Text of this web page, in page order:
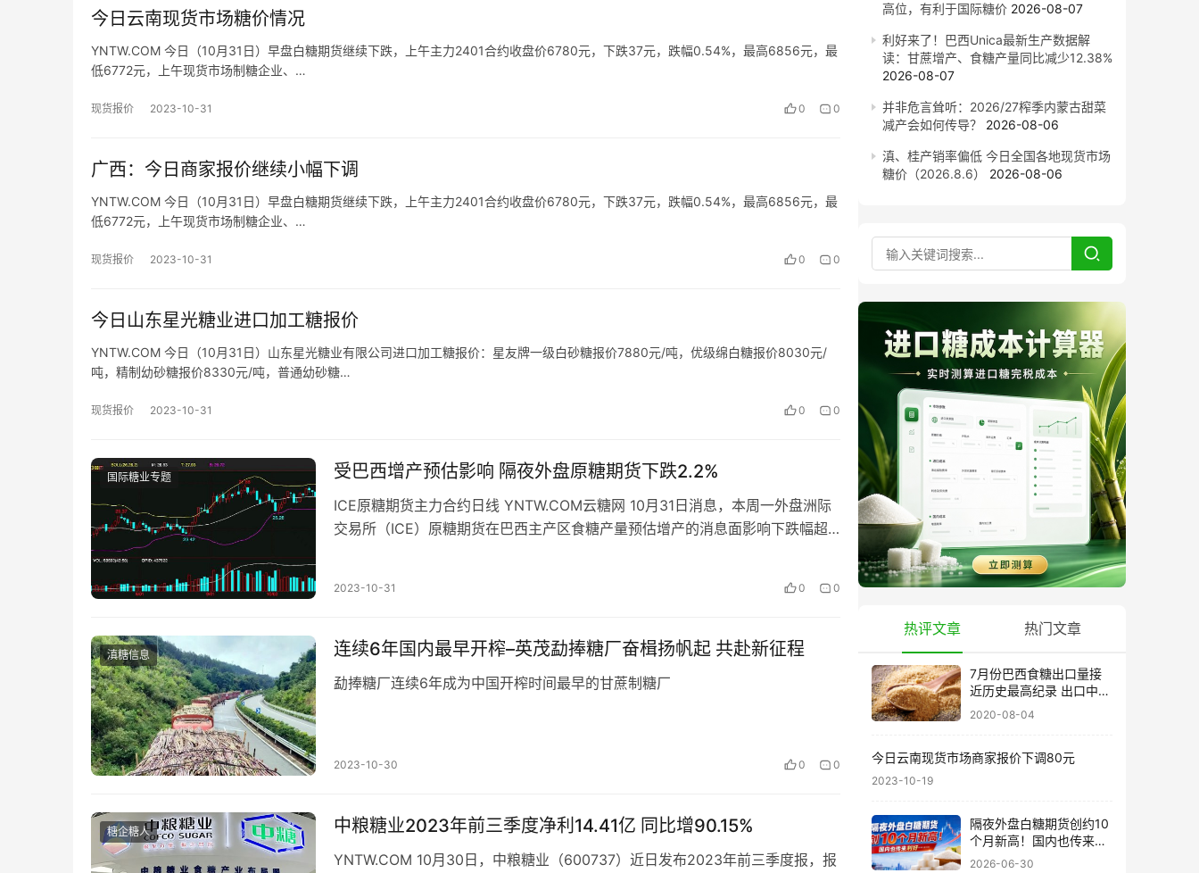
今日云南现货市场糖价情况
YNTW.COM 今日（10月31日）早盘白糖期货继续下跌，上午主力2401合约收盘价6780元，下跌37元，跌幅0.54%，最高6856元，最
低6772元，上午现货市场制糖企业、…
现货报价 2023-10-31 0 0
广西：今日商家报价继续小幅下调
YNTW.COM 今日（10月31日）早盘白糖期货继续下跌，上午主力2401合约收盘价6780元，下跌37元，跌幅0.54%，最高6856元，最
低6772元，上午现货市场制糖企业、…
现货报价 2023-10-31 0 0
今日山东星光糖业进口加工糖报价
YNTW.COM 今日（10月31日）山东星光糖业有限公司进口加工糖报价：星友牌一级白砂糖报价7880元/吨，优级绵白糖报价8030元/
吨，精制幼砂糖报价8330元/吨，普通幼砂糖…
现货报价 2023-10-31 0 0
国际糖业专题 受巴西增产预估影响 隔夜外盘原糖期货下跌2.2%
ICE原糖期货主力合约日线 YNTW.COM云糖网 10月31日消息，本周一外盘洲际
交易所（ICE）原糖期货在巴西主产区食糖产量预估增产的消息面影响下跌幅超
2023-10-31 0 0
滇糖信息 连续6年国内最早开榨–英茂勐捧糖厂奋楫扬帆起 共赴新征程
勐捧糖厂连续6年成为中国开榨时间最早的甘蔗制糖厂
2023-10-30 0 0
糖企糖人 中粮糖业2023年前三季度净利14.41亿 同比增90.15%
YNTW.COM 10月30日，中粮糖业（600737）近日发布2023年前三季度报，报
高位，有利于国际糖价 2026-08-07
利好来了！巴西Unica最新生产数据解
读：甘蔗增产、食糖产量同比减少12.38%
2026-08-07
并非危言耸听：2026/27榨季内蒙古甜菜
减产会如何传导？
2026-08-06
滇、桂产销率偏低 今日全国各地现货市场
糖价（2026.8.6）
2026-08-06
热评文章 热门文章
7月份巴西食糖出口量接
近历史最高纪录 出口中国
超40万吨
2020-08-04
今日云南现货市场商家报价下调80元
2023-10-19
隔夜外盘白糖期货创约10
个月新高！国内也传来利
好……
2026-06-30